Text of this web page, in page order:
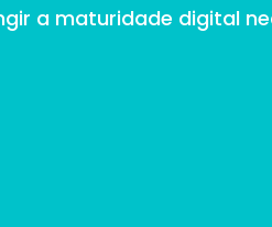
a maturidade digital